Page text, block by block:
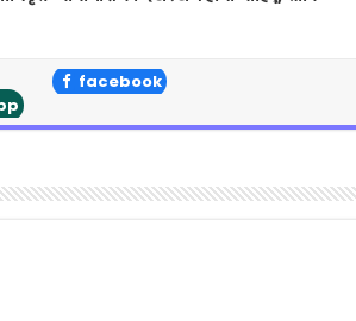
facebook